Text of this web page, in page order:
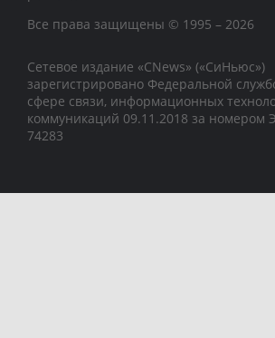
Все права защищены © 1995 – 2026
Сетевое издание «CNews» («СиНьюс»)
зарегистрировано Федеральной
сфере связи, информационных
коммуникаций 09.11.2018 за номером
74283